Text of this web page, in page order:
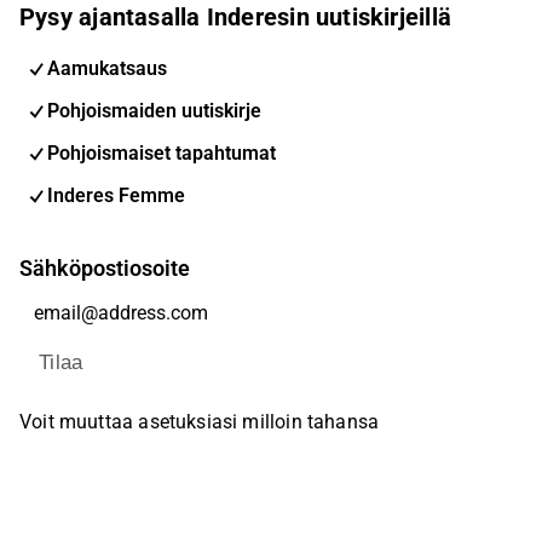
Pysy ajantasalla Inderesin uutiskirjeillä
Aamukatsaus
Pohjoismaiden uutiskirje
Pohjoismaiset tapahtumat
Inderes Femme
Sähköpostiosoite
Tilaa
Voit muuttaa asetuksiasi milloin tahansa